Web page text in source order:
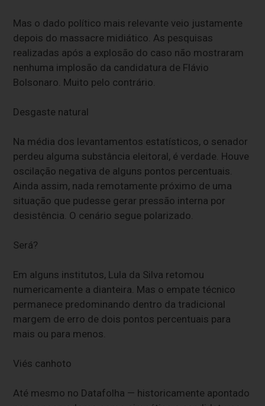
Mas o dado político mais relevante veio justamente
depois do massacre midiático. As pesquisas
realizadas após a explosão do caso não mostraram
nenhuma implosão da candidatura de Flávio
Bolsonaro. Muito pelo contrário.
Desgaste natural
Na média dos levantamentos estatísticos, o senador
perdeu alguma substância eleitoral, é verdade. Houve
oscilação negativa de alguns pontos percentuais.
Ainda assim, nada remotamente próximo de uma
situação que pudesse gerar pressão interna por
desistência. O cenário segue polarizado.
Será?
Em alguns institutos, Lula da Silva retomou
numericamente a dianteira. Mas o empate técnico
permanece predominando dentro da tradicional
margem de erro de dois pontos percentuais para
mais ou para menos.
Viés canhoto
Até mesmo no Datafolha — historicamente apontado